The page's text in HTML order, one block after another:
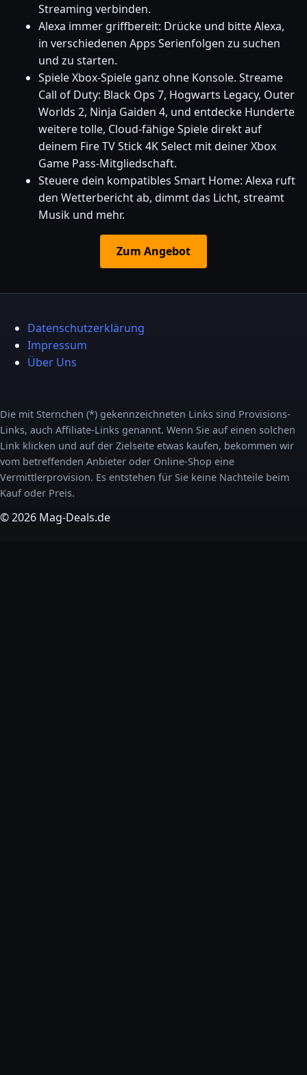
Streaming verbinden.
Alexa immer griffbereit: Drücke und bitte Alexa,
in verschiedenen Apps Serienfolgen zu suchen
und zu starten.
Spiele Xbox-Spiele ganz ohne Konsole. Streame
Call of Duty: Black Ops 7, Hogwarts Legacy, Outer
Worlds 2, Ninja Gaiden 4, und entdecke Hunderte
weitere tolle, Cloud-fähige Spiele direkt auf
deinem Fire TV Stick 4K Select mit deiner Xbox
Game Pass-Mitgliedschaft.
Steuere dein kompatibles Smart Home: Alexa ruft
den Wetterbericht ab, dimmt das Licht, streamt
Musik und mehr.
Zum Angebot
Datenschutzerklärung
Impressum
Über Uns
Die mit Sternchen (*) gekennzeichneten Links sind Provisions-
Links, auch Affiliate-Links genannt. Wenn Sie auf einen solchen
Link klicken und auf der Zielseite etwas kaufen, bekommen wir
vom betreffenden Anbieter oder Online-Shop eine
Vermittlerprovision. Es entstehen für Sie keine Nachteile beim
Kauf oder Preis.
© 2026 Mag-Deals.de